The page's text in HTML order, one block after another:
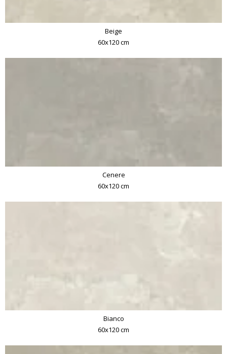
Beige
60x120 cm
Cenere
60x120 cm
Bianco
60x120 cm